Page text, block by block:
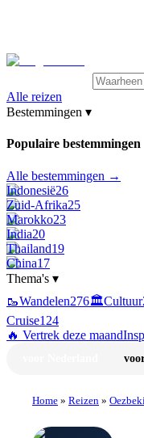
Alle reizen
Bestemmingen ▾
Populaire bestemmingen
Alle bestemmingen →
Indonesië26
Zuid-Afrika25
Marokko23
India20
Thailand19
China17
Thema's ▾
🥾Wandelen276🏛️Cultuur
Cruise124
🔥 Vertrek deze maand
Home » Reizen »